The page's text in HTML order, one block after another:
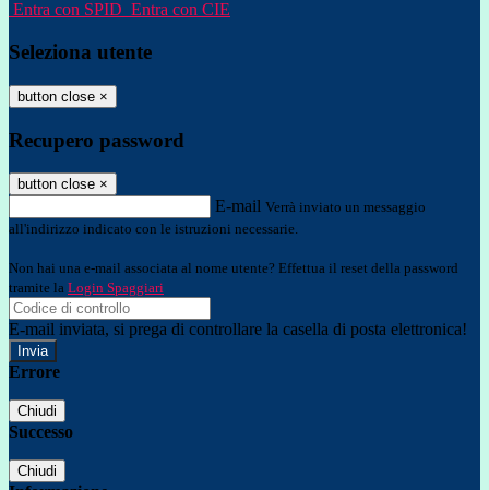
Entra con SPID Entra con CIE
Seleziona utente
button close ×
Recupero password
button close ×
E-mail Verrà inviato un messaggio
all'indirizzo indicato con le istruzioni necessarie.
Non hai una e-mail associata al nome utente? Effettua il reset della password
tramite la Login Spaggiari
E-mail inviata, si prega di controllare la casella di posta elettronica!
Errore
Chiudi
Successo
Chiudi